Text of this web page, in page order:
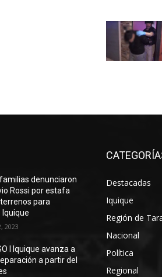
denunciaron
Rossi por estafa
para
Iquique
2023
I Iquique avanza a
a partir del
Destacadas
Iquique
Región de
Nacional
Política
Regional